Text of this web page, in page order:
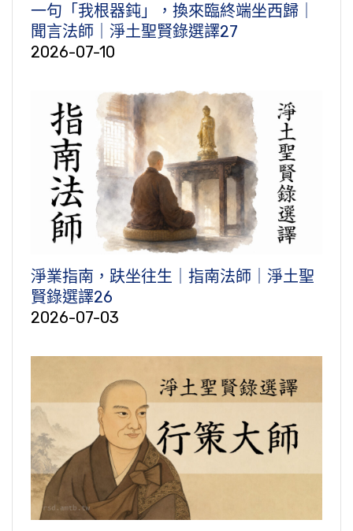
一句「我根器鈍」，換來臨終端坐西歸｜
聞言法師｜淨土聖賢錄選譯27
2026-07-10
淨業指南，趺坐往生｜指南法師｜淨土聖
賢錄選譯26
2026-07-03